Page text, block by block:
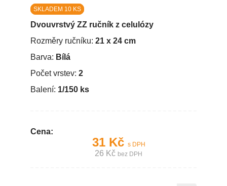
SKLADEM 10 KS
Dvouvrstvý ZZ ručník z celulózy
Rozměry ručníku: 21 x 24 cm
Barva: Bílá
Počet vrstev: 2
Balení: 1/150 ks
Cena:
31 Kč s DPH
26 Kč bez DPH